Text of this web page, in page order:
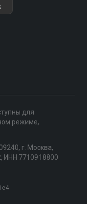
для
режиме,
г. Москва,
ИНН 7710918800